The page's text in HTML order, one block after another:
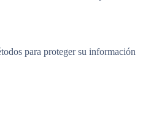
para proteger su información